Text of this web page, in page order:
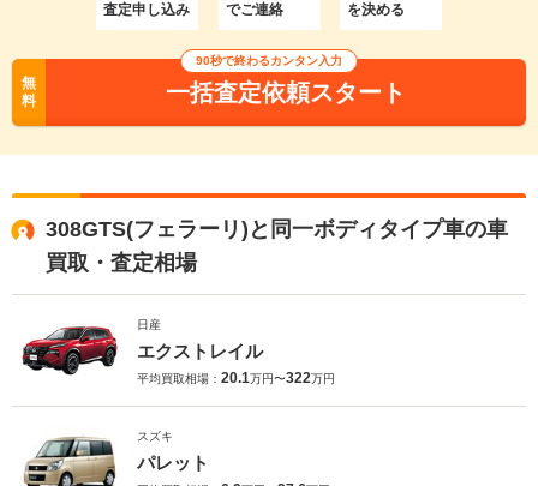
査定申し込み
でご連絡
を決める
無
料
90秒で終わるカンタン入力
一括査定依頼スタート
308GTS(フェラーリ)と同一ボディタイプ車の車
買取・査定相場
日産
エクストレイル
平均買取相場： 20.1万円〜322万円
スズキ
パレット